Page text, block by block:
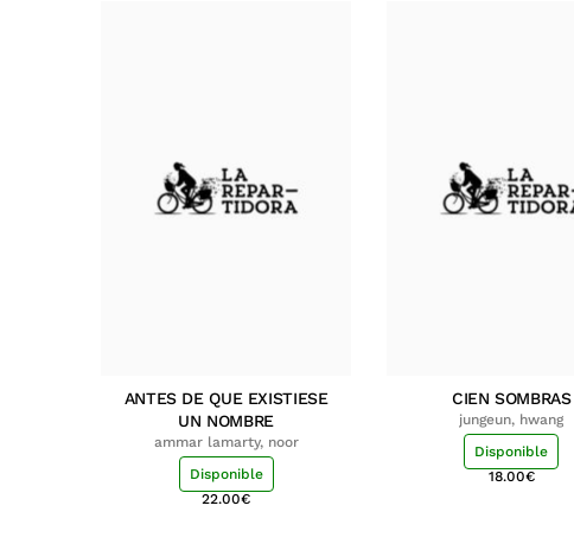
ANTES DE QUE EXISTIESE
UN NOMBRE
ammar lamarty, noor
Disponible
22.00€
CIEN SOMBRAS
jungeun, hwang
Disponible
18.00€